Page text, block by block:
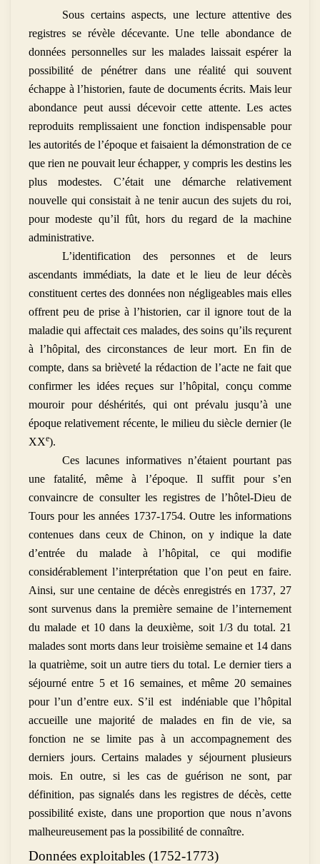
Sous certains aspects, une lecture attentive des
registres se révèle décevante. Une telle abondance de
données personnelles sur les malades laissait espérer la
possibilité de pénétrer dans une réalité qui souvent
échappe à l’historien, faute de documents écrits. Mais leur
abondance peut aussi décevoir cette attente. Les actes
reproduits remplissaient une fonction indispensable pour
les autorités de l’époque et faisaient la démonstration de ce
que rien ne pouvait leur échapper, y compris les destins les
plus modestes. C’était une démarche relativement
nouvelle qui consistait à ne tenir aucun des sujets du roi,
pour modeste qu’il fût, hors du regard de la machine
administrative.
L’identification des personnes et de leurs
ascendants immédiats, la date et le lieu de leur décès
constituent certes des données non négligeables mais elles
offrent peu de prise à l’historien, car il ignore tout de la
maladie qui affectait ces malades, des soins qu’ils reçurent
à l’hôpital, des circonstances de leur mort. En fin de
compte, dans sa brièveté la rédaction de l’acte ne fait que
confirmer les idées reçues sur l’hôpital, conçu comme
mouroir pour déshérités, qui ont prévalu jusqu’à une
époque relativement récente, le milieu du siècle dernier (le
XXe).
Ces lacunes informatives n’étaient pourtant pas
une fatalité, même à l’époque. Il suffit pour s’en
convaincre de consulter les registres de l’hôtel-Dieu de
Tours pour les années 1737-1754. Outre les informations
contenues dans ceux de Chinon, on y indique la date
d’entrée du malade à l’hôpital, ce qui modifie
considérablement l’interprétation que l’on peut en faire.
Ainsi, sur une centaine de décès enregistrés en 1737, 27
sont survenus dans la première semaine de l’internement
du malade et 10 dans la deuxième, soit 1/3 du total. 21
malades sont morts dans leur troisième semaine et 14 dans
la quatrième, soit un autre tiers du total. Le dernier tiers a
séjourné entre 5 et 16 semaines, et même 20 semaines
pour l’un d’entre eux. S’il est indéniable que l’hôpital
accueille une majorité de malades en fin de vie, sa
fonction ne se limite pas à un accompagnement des
derniers jours. Certains malades y séjournent plusieurs
mois. En outre, si les cas de guérison ne sont, par
définition, pas signalés dans les registres de décès, cette
possibilité existe, dans une proportion que nous n’avons
malheureusement pas la possibilité de connaître.
Données exploitables (1752-1773)